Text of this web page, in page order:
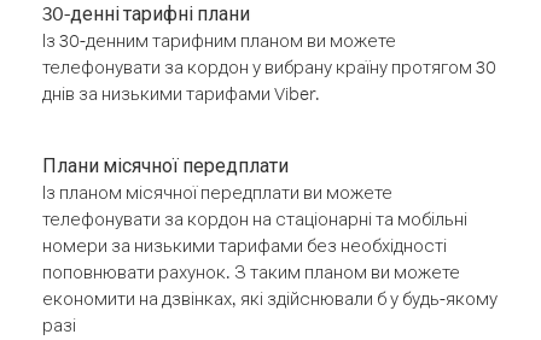
30-денні тарифні плани
Із 30-денним тарифним планом ви можете
телефонувати за кордон у вибрану країну протягом 30
днів за низькими тарифами Viber.
Плани місячної передплати
Із планом місячної передплати ви можете
телефонувати за кордон на стаціонарні та мобільні
номери за низькими тарифами без необхідності
поповнювати рахунок. З таким планом ви можете
економити на дзвінках, які здійснювали б у будь-якому
разі